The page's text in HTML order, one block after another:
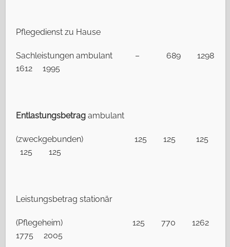
Pflegedienst zu Hause
Sachleistungen ambulant – 689 1298
1612 1995
Entlastungsbetrag ambulant
(zweckgebunden) 125 125 125
125 125
Leistungsbetrag stationär
(Pflegeheim) 125 770 1262
1775 2005